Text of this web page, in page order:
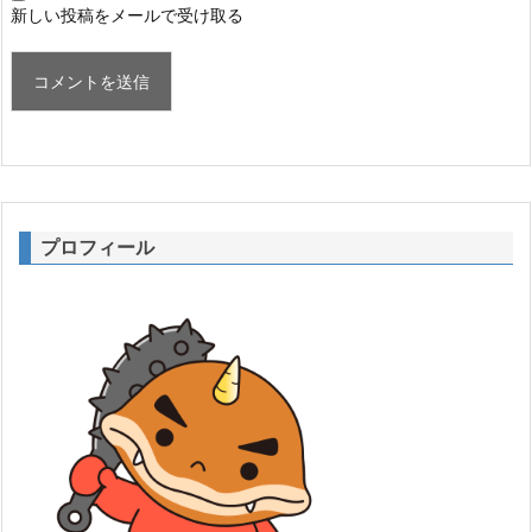
新しい投稿をメールで受け取る
プロフィール